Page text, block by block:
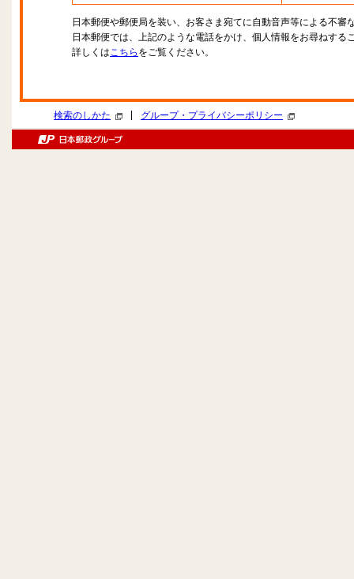
日本郵便や郵便局を装い、お客さま宛てに自動音声等による不審
日本郵便では、上記のような電話をかけ、個人情報をお尋ねする
詳しくはこちら をご覧ください。
検索のしかた グループ・プライバシーポリシー